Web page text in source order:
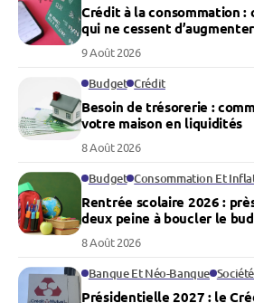
Crédit à la consommation :
qui ne cessent d’augmenter
9 Août 2026
Budget Crédit
Besoin de trésorerie :
votre maison en liquidités
8 Août 2026
Budget Consommation Et
Rentrée scolaire 2026 :
deux peine à boucler le
8 Août 2026
Banque Et Néo-Banque Société
Présidentielle 2027 : le